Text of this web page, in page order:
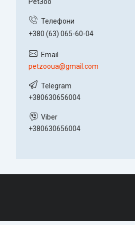
+380 (63) 065-60-04
petzooua@gmail.com
+380630656004
+380630656004